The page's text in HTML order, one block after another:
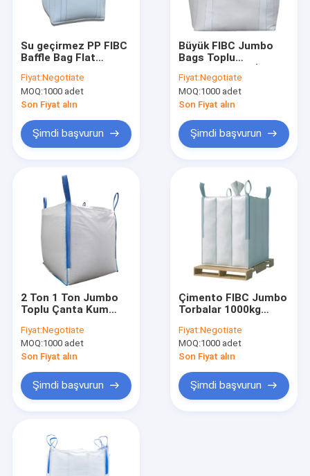
Fabrika turu
Teklif isteği
FIBC Jumbo Çantaları
FIBC Toplu Çanta
Dairesel FIBC torbası
FIBC kumaş
FIBC Kemeri
Yapay Çim Otları
Suni Çim
Suni Çim Mat
pp dokuma kumaş
PE Tarpaulin Kumaş
Su geçirmez PP FIBC
Baffle Bag Flat
Çimento için
Fiyat:Negotiate
MOQ:1000 adet
Son Fiyat alın
Şimdi başvurun
Büyük FIBC Jumbo
Bags Toplu
kapak 1000kg 2000kg
Fiyat:Negotiate
MOQ:1000 adet
Son Fiyat alın
Şimdi başvurun
2 Ton 1 Ton Jumbo
Toplu Çanta Kum
Ağırlıklı Katlanabilir
Fiyat:Negotiate
MOQ:1000 adet
Son Fiyat alın
Şimdi başvurun
Çimento FIBC Jumbo
Torbalar 1000kg
Toplu Konteyner Özel
Fiyat:Negotiate
MOQ:1000 adet
Son Fiyat alın
Şimdi başvurun